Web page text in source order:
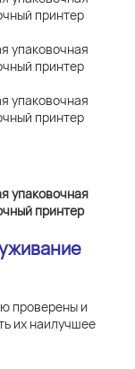
проверены и
их наилучшее